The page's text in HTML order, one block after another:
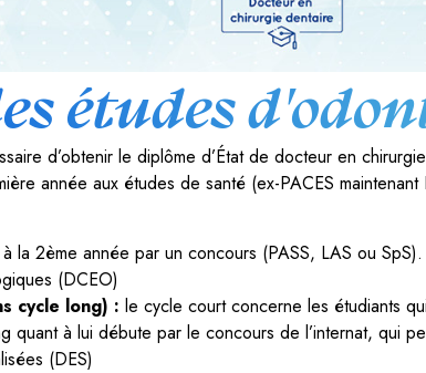
études
d’obtenir le diplôme d’État de docteur en
année aux études de santé (ex-PACES
la 2ème année par un concours (PASS, LAS ou SpS).
(DCEO)
cycle long) : le cycle court concerne les étudiants
quant à lui débute par le concours de l’internat, qui
(DES)